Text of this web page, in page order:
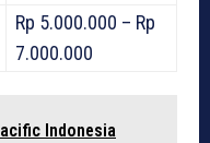
Rp 5.000.000 – Rp
7.000.000
Indonesia